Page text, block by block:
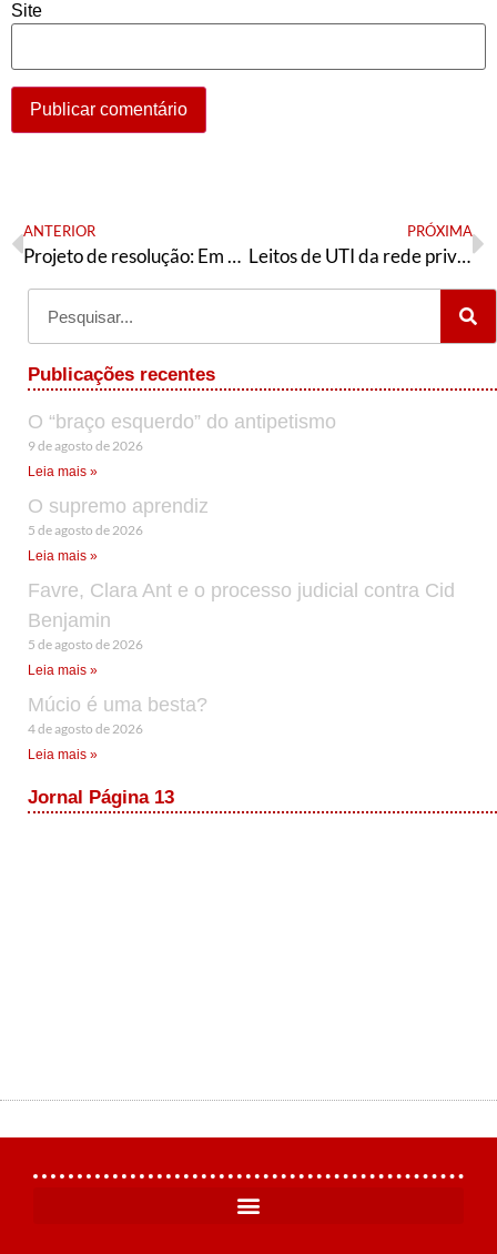
Site
ANTERIOR
Projeto de resolução: Em Defesa da Vida, Fora Bolsonaro!
PRÓXIMA
Leitos de UTI da rede privada devem obedecer fila única do SUS frente à pandemia, recomenda CNS
Publicações recentes
O “braço esquerdo” do antipetismo
9 de agosto de 2026
Leia mais »
O supremo aprendiz
5 de agosto de 2026
Leia mais »
Favre, Clara Ant e o processo judicial contra Cid
Benjamin
5 de agosto de 2026
Leia mais »
Múcio é uma besta?
4 de agosto de 2026
Leia mais »
Jornal Página 13